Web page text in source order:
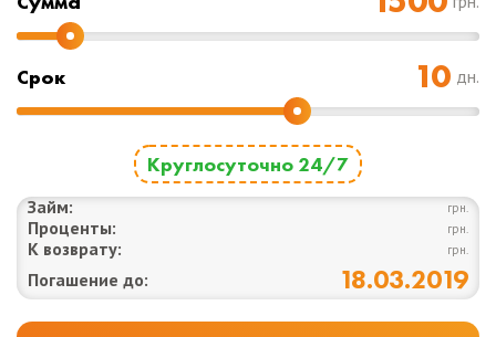
Срок дн.
Круглосуточно 24/7
Займ: грн.
Проценты: грн.
К возврату: грн.
Погашение до: 18.03.2019